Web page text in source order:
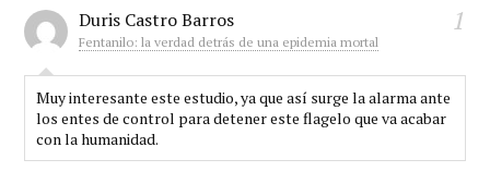
Duris Castro Barros 1
Fentanilo: la verdad detrás de una epidemia mortal
Muy interesante este estudio, ya que así surge la alarma ante
los entes de control para detener este flagelo que va acabar
con la humanidad.